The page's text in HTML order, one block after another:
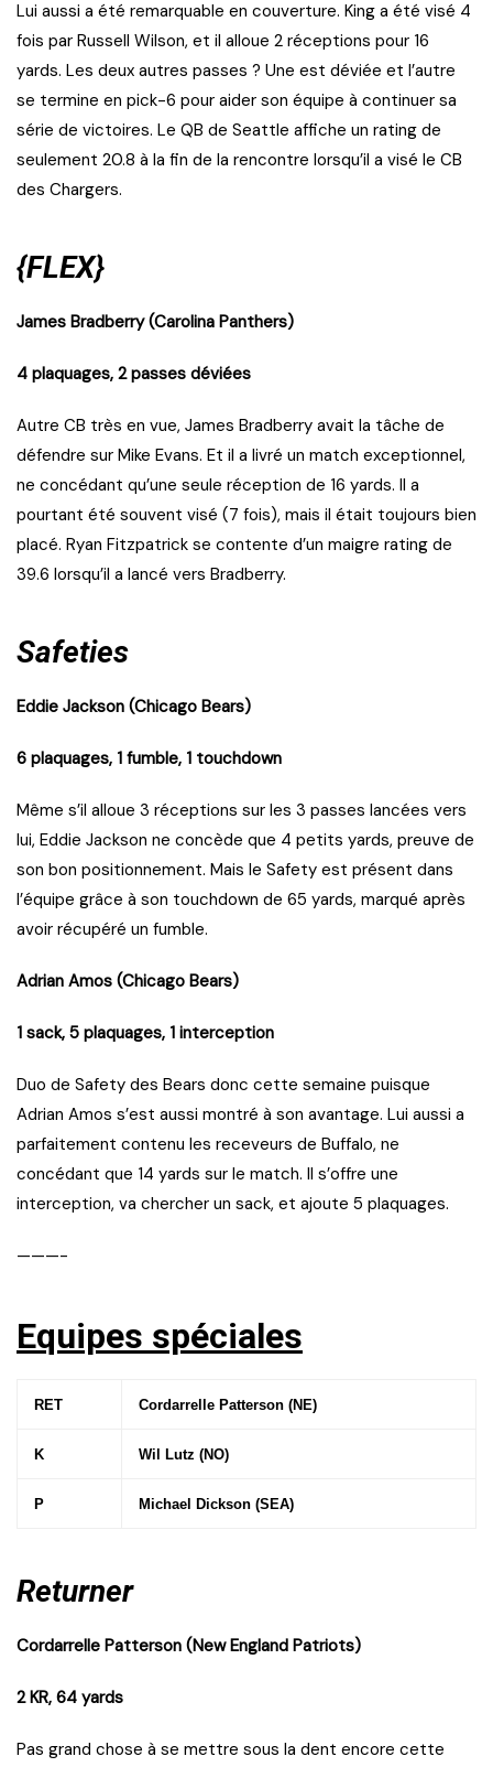
Lui aussi a été remarquable en couverture. King a été visé 4
fois par Russell Wilson, et il alloue 2 réceptions pour 16
yards. Les deux autres passes ? Une est déviée et l’autre
se termine en pick-6 pour aider son équipe à continuer sa
série de victoires. Le QB de Seattle affiche un rating de
seulement 20.8 à la fin de la rencontre lorsqu’il a visé le CB
des Chargers.
{FLEX}
James Bradberry (Carolina Panthers)
4 plaquages, 2 passes déviées
Autre CB très en vue, James Bradberry avait la tâche de
défendre sur Mike Evans. Et il a livré un match exceptionnel,
ne concédant qu’une seule réception de 16 yards. Il a
pourtant été souvent visé (7 fois), mais il était toujours bien
placé. Ryan Fitzpatrick se contente d’un maigre rating de
39.6 lorsqu’il a lancé vers Bradberry.
Safeties
Eddie Jackson (Chicago Bears)
6 plaquages, 1 fumble, 1 touchdown
Même s’il alloue 3 réceptions sur les 3 passes lancées vers
lui, Eddie Jackson ne concède que 4 petits yards, preuve de
son bon positionnement. Mais le Safety est présent dans
l’équipe grâce à son touchdown de 65 yards, marqué après
avoir récupéré un fumble.
Adrian Amos (Chicago Bears)
1 sack, 5 plaquages, 1 interception
Duo de Safety des Bears donc cette semaine puisque
Adrian Amos s’est aussi montré à son avantage. Lui aussi a
parfaitement contenu les receveurs de Buffalo, ne
concédant que 14 yards sur le match. Il s’offre une
interception, va chercher un sack, et ajoute 5 plaquages.
———-
Equipes spéciales
RET Cordarrelle Patterson (NE)
K Wil Lutz (NO)
P Michael Dickson (SEA)
Returner
Cordarrelle Patterson (New England Patriots)
2 KR, 64 yards
Pas grand chose à se mettre sous la dent encore cette